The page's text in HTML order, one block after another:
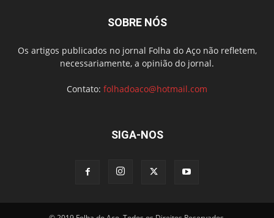
SOBRE NÓS
Os artigos publicados no jornal Folha do Aço não refletem,
necessariamente, a opinião do jornal.
Contato: folhadoaco@hotmail.com
SIGA-NOS